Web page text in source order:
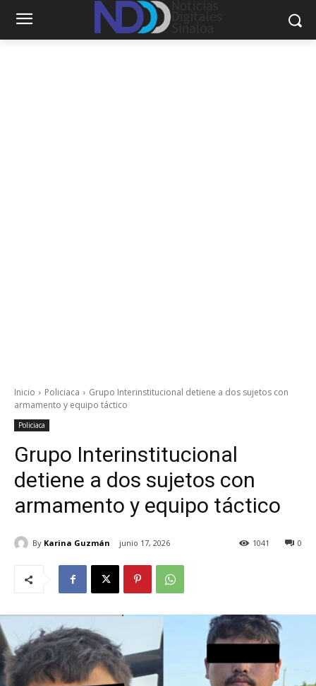
Inicio Policiaca
Grupo Interinstitucional detiene a dos sujetos con
armamento y equipo táctico
Policiaca
Grupo Interinstitucional
detiene a dos sujetos con
armamento y equipo táctico
By Karina Guzmán junio 17, 2026 0
1041